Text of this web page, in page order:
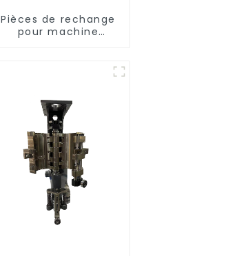
Pièces de rechange
pour machine